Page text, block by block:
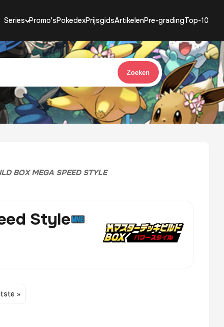
Series Promo'sPokedexPrijsgidsArtikelenPre-gradingTop-10
Zoeken
BOX MEGA SPEED STYLE
Style
»